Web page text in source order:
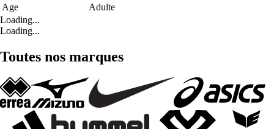
Age
Adulte
Loading...
Loading...
Toutes nos marques